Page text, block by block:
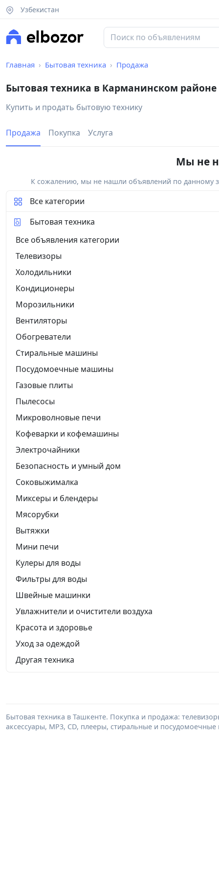
Узбекистан
Главная Бытовая техника Продажа
Бытовая техника в Карманинском районе
Купить и продать бытовую технику
Продажа Покупка Услуга
Мы не
К сожалению, мы не нашли объявлений по данному
Все категории
Бытовая техника
Все объявления категории
Телевизоры
Холодильники
Кондиционеры
Морозильники
Вентиляторы
Обогреватели
Стиральные машины
Посудомоечные машины
Газовые плиты
Пылесосы
Микроволновые печи
Кофеварки и кофемашины
Электрочайники
Безопасность и умный дом
Соковыжималка
Миксеры и блендеры
Мясорубки
Вытяжки
Мини печи
Кулеры для воды
Фильтры для воды
Швейные машинки
Увлажнители и очистители воздуха
Красота и здоровье
Уход за одеждой
Другая техника
Бытовая техника в Ташкенте. Покупка и продажа:
аксессуары, MP3, CD, плееры, стиральные и